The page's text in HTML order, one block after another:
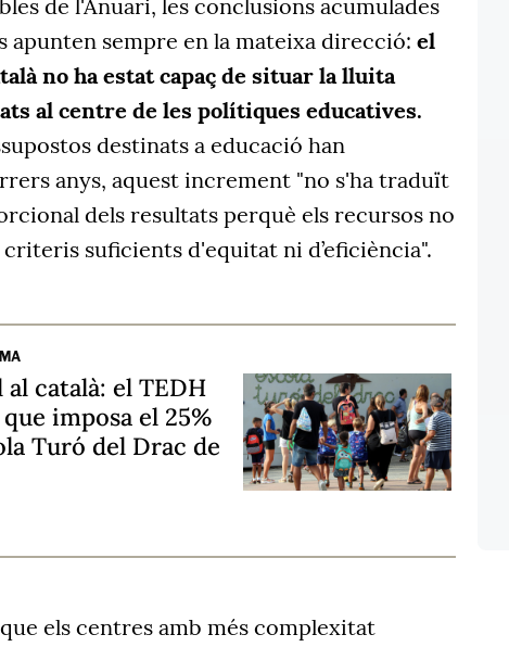
de l'Anuari, les conclusions acumulades
apunten sempre en la mateixa direcció: el
no ha estat capaç de situar la lluita
al centre de les polítiques educatives.
destinats a educació han
anys, aquest increment "no s'ha traduït
dels resultats perquè els recursos no
suficients d'equitat ni d’eficiència".
català: el TEDH
imposa el 25%
Turó del Drac de
els centres amb més complexitat